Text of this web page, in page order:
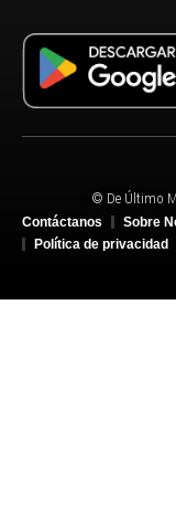
© De Último
Contáctanos
Sobre
Política de privacidad